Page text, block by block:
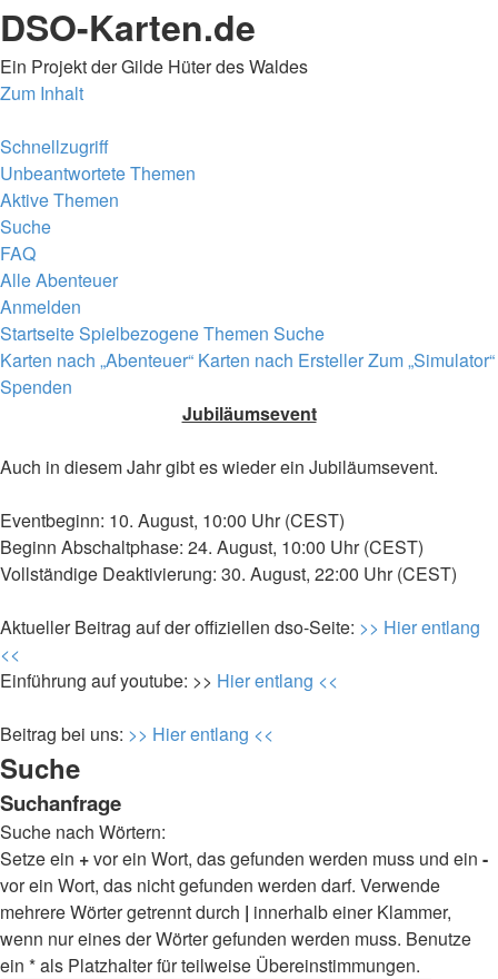
DSO-Karten.de
Ein Projekt der Gilde Hüter des Waldes
Zum Inhalt
Schnellzugriff
Unbeantwortete Themen
Aktive Themen
Suche
FAQ
Alle Abenteuer
Anmelden
StartseiteSpielbezogene Themen Suche
Karten nach „Abenteuer“ Karten nach ErstellerZum „Simulator“
Spenden
Jubiläumsevent
Auch in diesem Jahr gibt es wieder ein Jubiläumsevent.
Eventbeginn: 10. August, 10:00 Uhr (CEST)
Beginn Abschaltphase: 24. August, 10:00 Uhr (CEST)
Vollständige Deaktivierung: 30. August, 22:00 Uhr (CEST)
Aktueller Beitrag auf der offiziellen dso-Seite: >> Hier entlang
<<
Einführung auf youtube: >> Hier entlang <<
Beitrag bei uns: >> Hier entlang <<
Suche
Suchanfrage
Suche nach Wörtern:
Setze ein +vor ein Wort, das gefunden werden muss und ein -
vor ein Wort, das nicht gefunden werden darf. Verwende
mehrere Wörter getrennt durch | innerhalb einer Klammer,
wenn nur eines der Wörter gefunden werden muss. Benutze
ein * als Platzhalter für teilweise Übereinstimmungen.